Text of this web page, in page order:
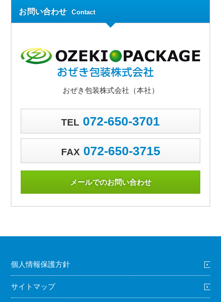
お問い合わせ Contact
おぜき包装株式会社（本社）
TEL 072-650-3701
FAX 072-650-3715
メールでのお問い合わせ
個人情報保護方針
サイトマップ